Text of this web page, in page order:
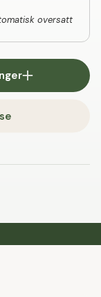
oversatt